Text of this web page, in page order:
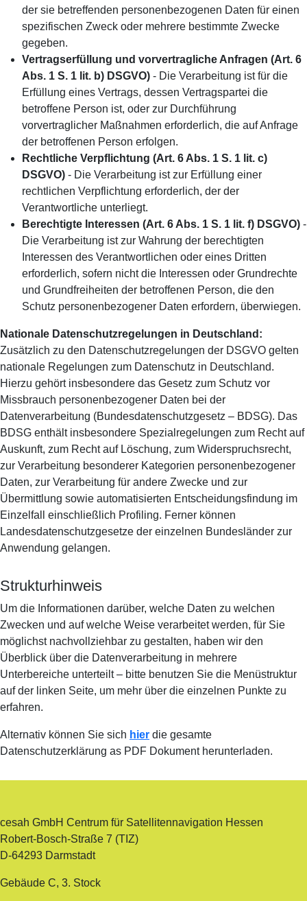
der sie betreffenden personenbezogenen Daten für einen
spezifischen Zweck oder mehrere bestimmte Zwecke
gegeben.
Vertragserfüllung und vorvertragliche Anfragen (Art. 6
Abs. 1 S. 1 lit. b) DSGVO) - Die Verarbeitung ist für die
Erfüllung eines Vertrags, dessen Vertragspartei die
betroffene Person ist, oder zur Durchführung
vorvertraglicher Maßnahmen erforderlich, die auf Anfrage
der betroffenen Person erfolgen.
Rechtliche Verpflichtung (Art. 6 Abs. 1 S. 1 lit. c)
DSGVO) - Die Verarbeitung ist zur Erfüllung einer
rechtlichen Verpflichtung erforderlich, der der
Verantwortliche unterliegt.
Berechtigte Interessen (Art. 6 Abs. 1 S. 1 lit. f) DSGVO) -
Die Verarbeitung ist zur Wahrung der berechtigten
Interessen des Verantwortlichen oder eines Dritten
erforderlich, sofern nicht die Interessen oder Grundrechte
und Grundfreiheiten der betroffenen Person, die den
Schutz personenbezogener Daten erfordern, überwiegen.
Nationale Datenschutzregelungen in Deutschland:
Zusätzlich zu den Datenschutzregelungen der DSGVO gelten
nationale Regelungen zum Datenschutz in Deutschland.
Hierzu gehört insbesondere das Gesetz zum Schutz vor
Missbrauch personenbezogener Daten bei der
Datenverarbeitung (Bundesdatenschutzgesetz – BDSG). Das
BDSG enthält insbesondere Spezialregelungen zum Recht auf
Auskunft, zum Recht auf Löschung, zum Widerspruchsrecht,
zur Verarbeitung besonderer Kategorien personenbezogener
Daten, zur Verarbeitung für andere Zwecke und zur
Übermittlung sowie automatisierten Entscheidungsfindung im
Einzelfall einschließlich Profiling. Ferner können
Landesdatenschutzgesetze der einzelnen Bundesländer zur
Anwendung gelangen.
Strukturhinweis
Um die Informationen darüber, welche Daten zu welchen
Zwecken und auf welche Weise verarbeitet werden, für Sie
möglichst nachvollziehbar zu gestalten, haben wir den
Überblick über die Datenverarbeitung in mehrere
Unterbereiche unterteilt – bitte benutzen Sie die Menüstruktur
auf der linken Seite, um mehr über die einzelnen Punkte zu
erfahren.
Alternativ können Sie sich hier die gesamte
Datenschutzerklärung as PDF Dokument herunterladen.
cesah GmbH Centrum für Satellitennavigation Hessen
Robert-Bosch-Straße 7 (TIZ)
D-64293 Darmstadt
Gebäude C, 3. Stock